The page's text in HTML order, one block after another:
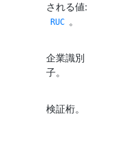
される値:
RUC 。
企業識別
子。
検証桁。